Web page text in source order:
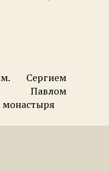
Сергием
Павлом
монастыря